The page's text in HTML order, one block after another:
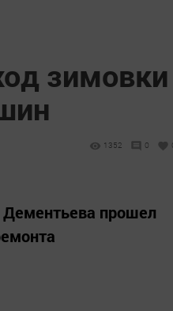
зимовки
1352 0
прошел